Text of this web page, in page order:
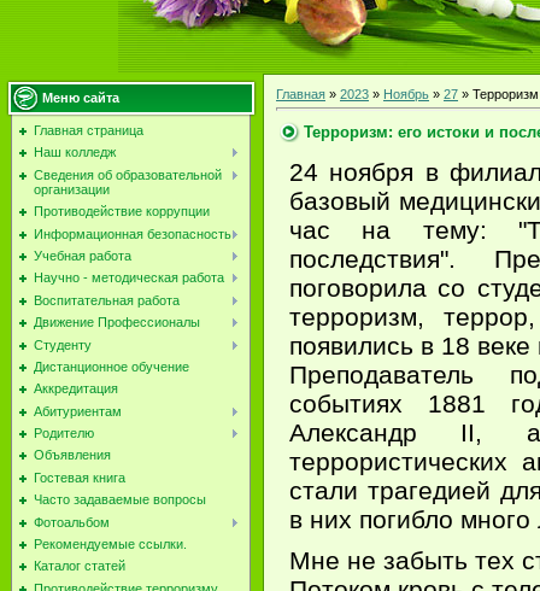
Меню сайта
Главная страница
Наш колледж
Сведения об образовательной
организации
Противодействие коррупции
Информационная безопасность
Учебная работа
Научно - методическая работа
Воспитательная работа
Движение Профессионалы
Студенту
Дистанционное обучение
Аккредитация
Абитуриентам
Родителю
Объявления
Гостевая книга
Часто задаваемые вопросы
Фотоальбом
Рекомендуемые ссылки.
Каталог статей
Главная » 2023 » Ноябрь » 27 »
Терроризм: его истоки и
24 ноября в
базовый
час на тему:
последствия".
поговорила со
терроризм,
появились в 18
Преподаватель
событиях 1881
Александр II,
террористических
стали трагедией
в них погибло
Мне не забыть тех